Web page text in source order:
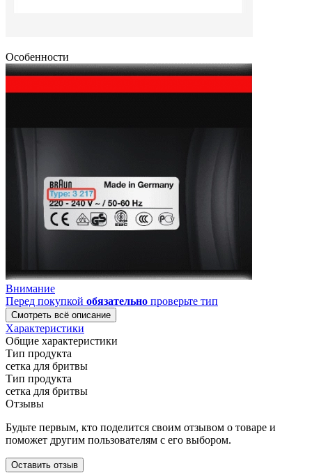
Особенности
Внимание
Перед покупкой обязательно проверьте тип
Смотреть всё описание
Характеристики
Общие характеристики
Тип продукта
сетка для бритвы
Тип продукта
сетка для бритвы
Отзывы
Будьте первым, кто поделится своим отзывом о товаре и
поможет другим пользователям с его выбором.
Оставить отзыв